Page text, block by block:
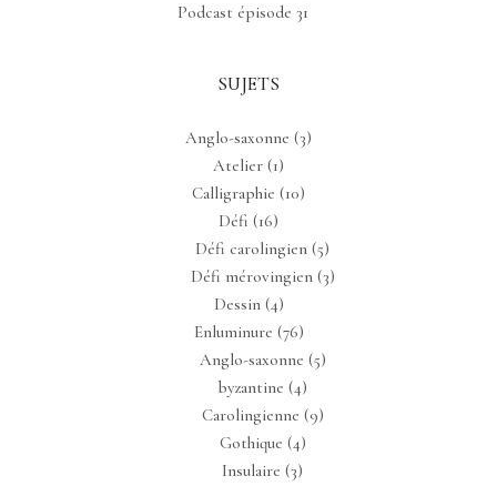
Podcast épisode 31
SUJETS
Anglo-saxonne (3)
Atelier (1)
Calligraphie (10)
Défi (16)
Défi carolingien (5)
Défi mérovingien (3)
Dessin (4)
Enluminure (76)
Anglo-saxonne (5)
byzantine (4)
Carolingienne (9)
Gothique (4)
Insulaire (3)